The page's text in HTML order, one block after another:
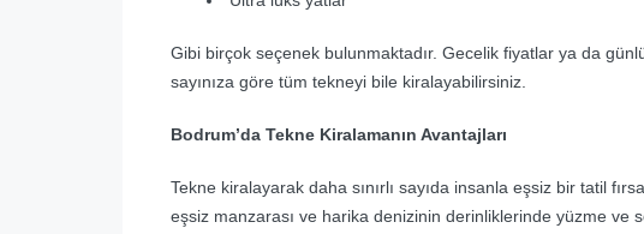
Gibi birçok seçenek bulunmaktadır. Gecelik fiyatlar ya da
sayınıza göre tüm tekneyi bile kiralayabilirsiniz.
Bodrum’da Tekne Kiralamanın Avantajları
Tekne kiralayarak daha sınırlı sayıda insanla eşsiz bir tatil
eşsiz manzarası ve harika denizinin derinliklerinde yüzme ve